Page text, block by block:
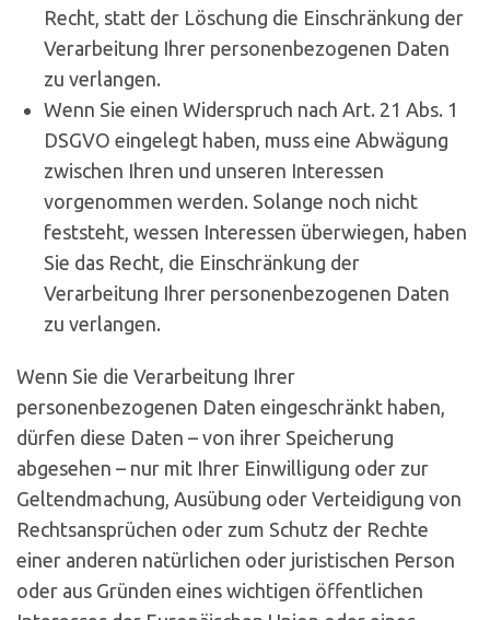
Recht, statt der Löschung die Einschränkung der
Verarbeitung Ihrer personenbezogenen Daten
zu verlangen.
Wenn Sie einen Widerspruch nach Art. 21 Abs. 1
DSGVO eingelegt haben, muss eine Abwägung
zwischen Ihren und unseren Interessen
vorgenommen werden. Solange noch nicht
feststeht, wessen Interessen überwiegen, haben
Sie das Recht, die Einschränkung der
Verarbeitung Ihrer personenbezogenen Daten
zu verlangen.
Wenn Sie die Verarbeitung Ihrer
personenbezogenen Daten eingeschränkt haben,
dürfen diese Daten – von ihrer Speicherung
abgesehen – nur mit Ihrer Einwilligung oder zur
Geltendmachung, Ausübung oder Verteidigung von
Rechtsansprüchen oder zum Schutz der Rechte
einer anderen natürlichen oder juristischen Person
oder aus Gründen eines wichtigen öffentlichen